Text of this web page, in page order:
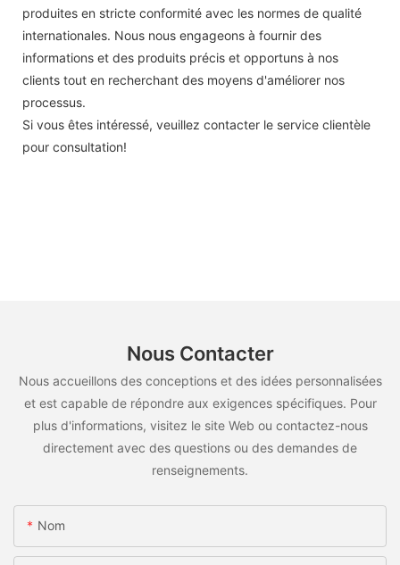
produites en stricte conformité avec les normes de qualité
internationales. Nous nous engageons à fournir des
informations et des produits précis et opportuns à nos
clients tout en recherchant des moyens d'améliorer nos
processus.
Si vous êtes intéressé, veuillez contacter le service clientèle
pour consultation!
Nous Contacter
Nous accueillons des conceptions et des idées personnalisées
et est capable de répondre aux exigences spécifiques. Pour
plus d'informations, visitez le site Web ou contactez-nous
directement avec des questions ou des demandes de
renseignements.
Nom